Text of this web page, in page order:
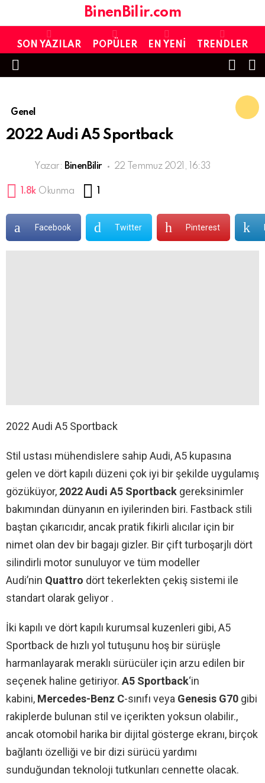
BinenBilir.com
SON YAZILAR POPÜLER EN YENI TRENDLER
Menu
Genel
2022 Audi A5 Sportback
Yazar: BinenBilir 22 Temmuz 2021, 16:33
1.8k Okunma
Facebook Twitter Pinterest
2022 Audi A5 Sportback
Stil ustası mühendislere sahip Audi, A5 kupasına
gelen ve dört kapılı düzeni çok iyi bir şekilde uygulamış
gözüküyor, 2022 Audi A5 Sportback gereksinimler
bakımından dünyanın en iyilerinden biri. Fastback stili
baştan çıkarıcıdır, ancak pratik fikirli alıcılar için bir
nimet olan dev bir bagajı gizler. Bir çift turboşarjlı dört
silindirli motor sunuluyor ve tüm modeller
Audi’nin Quattro dört tekerlekten çekiş sistemi ile
standart olarak geliyor .
İki kapılı ve dört kapılı kurumsal kuzenleri gibi, A5
Sportback de hızlı yol tutuşunu hoş bir sürüşle
harmanlayarak meraklı sürücüler için arzu edilen bir
seçenek haline getiriyor. A5 Sportback‘in
kabini, Mercedes-Benz C-sınıfı veya Genesis G70 gibi
rakiplerde bulunan stil ve içerikten yoksun olabilir.,
ancak otomobil harika bir dijital gösterge ekranı, birçok
bağlantı özelliği ve bir dizi sürücü yardımı
sunduğundan teknoloji tutkunları cennette olacak.